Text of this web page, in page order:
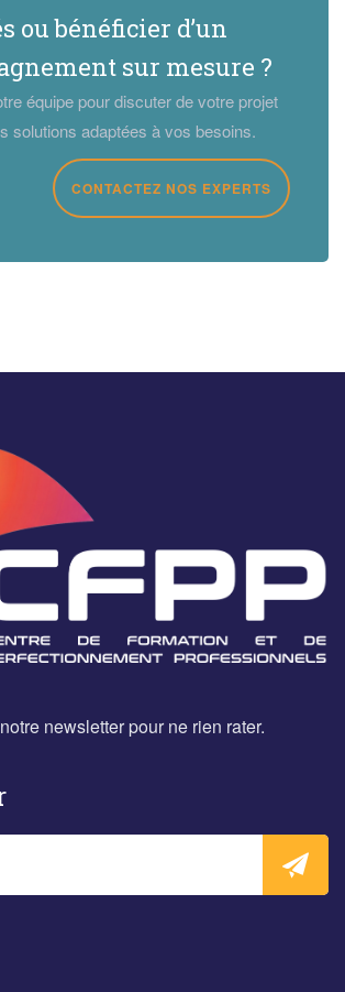
ou bénéficier d’un
sur mesure ?
équipe pour discuter de votre projet
solutions adaptées à vos besoins.
CONTACTEZ NOS EXPERTS
newsletter pour ne rien rater.